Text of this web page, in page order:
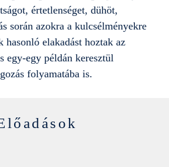
értetlenséget, dühöt,
során azokra a kulcsélményekre
elakadást hoztak az
egy-egy példán keresztül
folyamatába is.